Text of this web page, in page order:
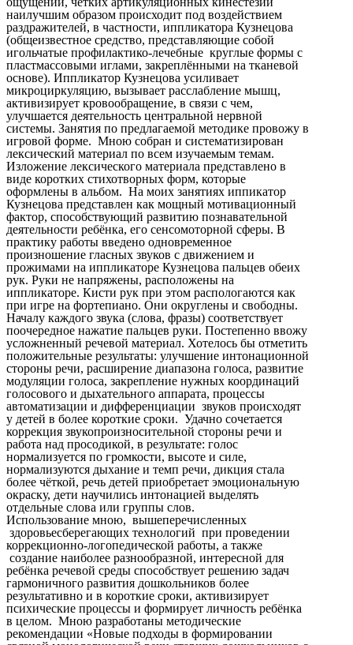
наилучшим образом происходит под воздействием
раздражителей, в частности, иппликатора Кузнецова
(общеизвестное средство, представляющие собой
игольчатые профилактико-лечебные круглые формы с
пластмассовыми иглами, закреплёнными на тканевой
основе). Иппликатор Кузнецова усиливает
микроциркуляцию, вызывает расслабление мышц,
активизирует кровообращение, в связи с чем,
улучшается деятельность центральной нервной
системы. Занятия по предлагаемой методике провожу в
игровой форме. Мною собран и систематизирован
лексический материал по всем изучаемым темам.
Изложение лексического материала представлено в
виде коротких стихотворных форм, которые
оформлены в альбом. На моих занятиях иппикатор
Кузнецова представлен как мощный мотивационный
фактор, способствующий развитию познавательной
деятельности ребёнка, его сенсомоторной сферы. В
практику работы введено одновременное
произношение гласных звуков с движением и
прожимами на иппликаторе Кузнецова пальцев обеих
рук. Руки не напряжены, расположены на
иппликаторе. Кисти рук при этом распологаются как
при игре на фортепиано. Они округлены и свободны.
Началу каждого звука (слова, фразы) соответствует
поочередное нажатие пальцев руки. Постепенно ввожу
усложненный речевой материал. Хотелось бы отметить
положительные результаты: улучшение интонационной
стороны речи, расширение диапазона голоса, развитие
модуляции голоса, закрепление нужных координаций
голосового и дыхательного аппарата, процессы
автоматизации и дифференциации звуков происходят
у детей в более короткие сроки. Удачно сочетается
коррекция звукопроизносительной стороны речи и
работа над просодикой, в результате: голос
нормализуется по громкости, высоте и силе,
нормализуются дыхание и темп речи, дикция стала
более чёткой, речь детей приобретает эмоциональную
окраску, дети научились интонацией выделять
отдельные слова или группы слов.
Использование мною, вышеперечисленных
здоровьесберегающих технологий при проведении
коррекционно-логопедической работы, а также
создание наиболее разнообразной, интересной для
ребёнка речевой среды способствует решению задач
гармоничного развития дошкольников более
результативно и в короткие сроки, активизирует
психические процессы и формирует личность ребёнка
в целом. Мною разработаны методические
рекомендации «Новые подходы в формировании